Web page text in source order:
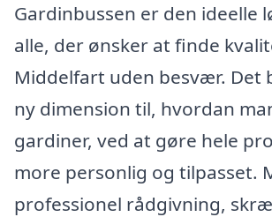
Gardinbussen er den ideelle
alle, der ønsker at finde
Middelfart uden besvær. Det
ny dimension til, hvordan
gardiner, ved at gøre hele
more personlig og tilpasset.
professionel rådgivning,